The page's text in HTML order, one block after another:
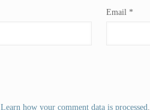
Email *
Learn how your comment data is processed.